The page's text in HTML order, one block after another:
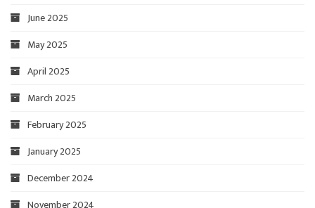
June 2025
May 2025
April 2025
March 2025
February 2025
January 2025
December 2024
November 2024